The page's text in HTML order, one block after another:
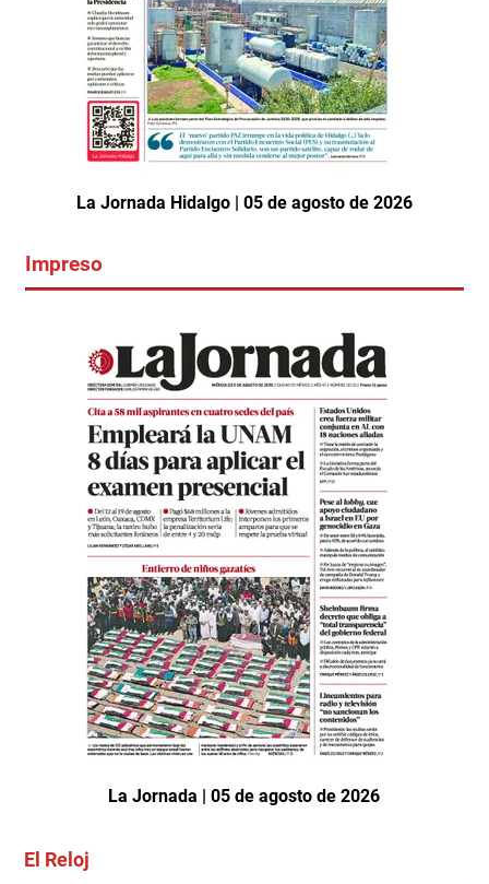
La Jornada Hidalgo | 05 de agosto de 2026
Impreso
La Jornada | 05 de agosto de 2026
El Reloj